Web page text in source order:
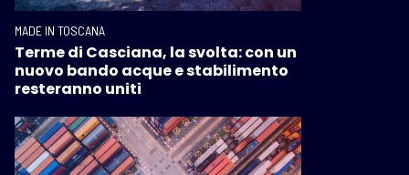
MADE IN TOSCANA
Terme di Casciana, la svolta: con un
nuovo bando acque e stabilimento
resteranno uniti